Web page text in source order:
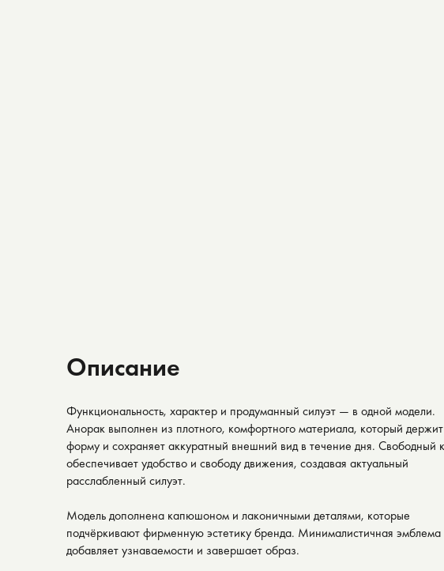
Описание
Функциональность, характер и продуманный силуэт — в одной модели.
Анорак выполнен из плотного, комфортного материала, который держит
форму и сохраняет аккуратный внешний вид в течение дня. Свободный
обеспечивает удобство и свободу движения, создавая актуальный
расслабленный силуэт.
Модель дополнена капюшоном и лаконичными деталями, которые
подчёркивают фирменную эстетику бренда. Минималистичная эмблема
добавляет узнаваемости и завершает образ.